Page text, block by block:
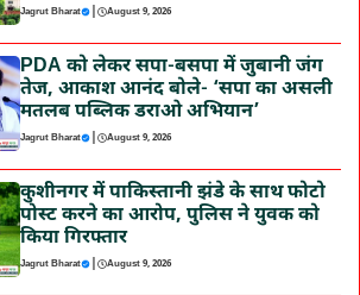
Jagrut Bharat | August 9, 2026
PDA को लेकर सपा-बसपा में जुबानी जंग
तेज, आकाश आनंद बोले- ‘सपा का असली
मतलब पब्लिक डराओ अभियान’
Jagrut Bharat | August 9, 2026
कुशीनगर में पाकिस्तानी झंडे के साथ फोटो
पोस्ट करने का आरोप, पुलिस ने युवक को
किया गिरफ्तार
Jagrut Bharat | August 9, 2026